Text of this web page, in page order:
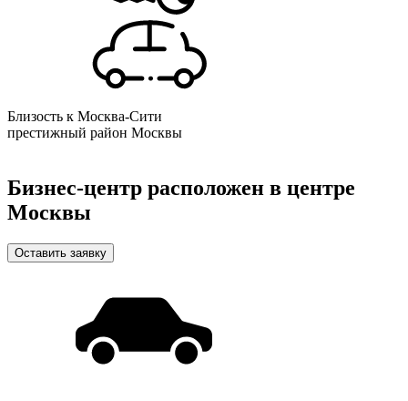
Близость к Москва-Сити
престижный район Москвы
Бизнес-центр расположен в центре
Москвы
Оставить заявку